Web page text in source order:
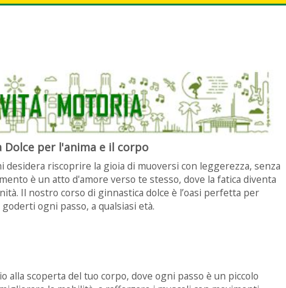
Dolce per l'anima e il corpo
riscoprire la gioia di muoversi con leggerezza, senza
è un atto d'amore verso te stesso, dove la fatica diventa
Il nostro corso di ginnastica dolce è l’oasi perfetta per
ogni passo, a qualsiasi età.
alla scoperta del tuo corpo, dove ogni passo è un piccolo